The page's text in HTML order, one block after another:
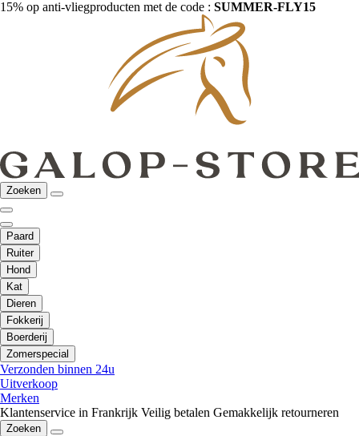
15% op anti-vliegproducten met de code : SUMMER-FLY15
Zoeken
Paard
Ruiter
Hond
Kat
Dieren
Fokkerij
Boerderij
Zomerspecial
Verzonden binnen 24u
Uitverkoop
Merken
Klantenservice in Frankrijk Veilig betalen Gemakkelijk retourneren
Zoeken